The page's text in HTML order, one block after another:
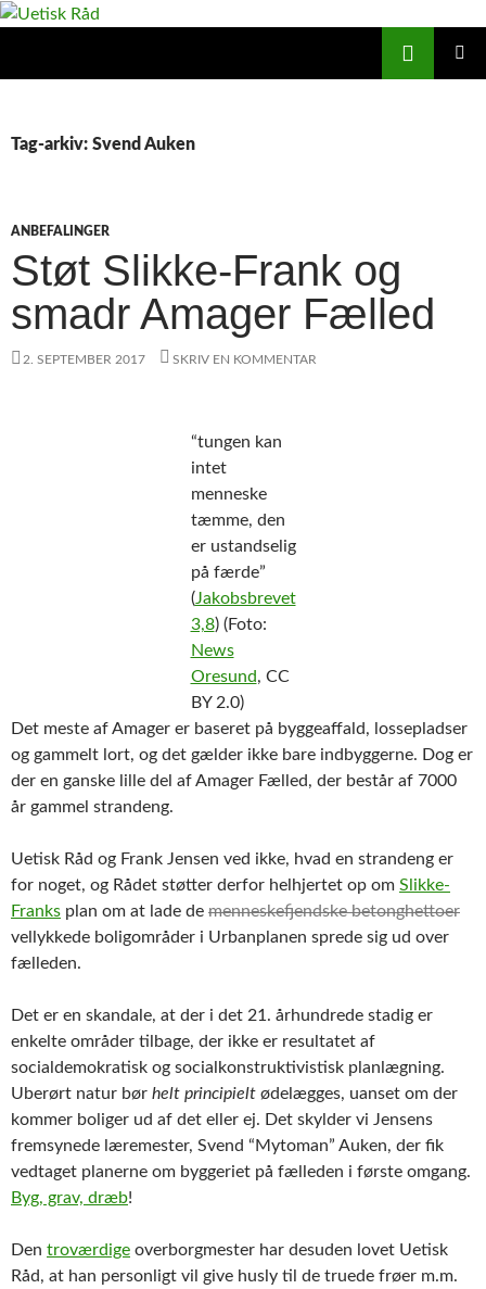
Hop
Tag-arkiv: Svend Auken
ANBEFALINGER
Støt Slikke-Frank og
smadr Amager Fælled
2. SEPTEMBER 2017 SKRIV EN KOMMENTAR
“tungen kan
intet
menneske
tæmme, den
er ustandselig
på færde”
(Jakobsbrevet
3,8) (Foto:
News
Oresund, CC
BY 2.0)
Det meste af Amager er baseret på byggeaffald, lossepladser
og gammelt lort, og det gælder ikke bare indbyggerne. Dog er
der en ganske lille del af Amager Fælled, der består af 7000
år gammel strandeng.
Uetisk Råd og Frank Jensen ved ikke, hvad en strandeng er
for noget, og Rådet støtter derfor helhjertet op om Slikke-
Franks plan om at lade de menneskefjendske betonghettoer
vellykkede boligområder i Urbanplanen sprede sig ud over
fælleden.
Det er en skandale, at der i det 21. århundrede stadig er
enkelte områder tilbage, der ikke er resultatet af
socialdemokratisk og socialkonstruktivistisk planlægning.
Uberørt natur bør helt principielt ødelægges, uanset om der
kommer boliger ud af det eller ej. Det skylder vi Jensens
fremsynede læremester, Svend “Mytoman” Auken, der fik
vedtaget planerne om byggeriet på fælleden i første omgang.
Byg, grav, dræb!
Den troværdige overborgmester har desuden lovet Uetisk
Råd, at han personligt vil give husly til de truede frøer m.m.